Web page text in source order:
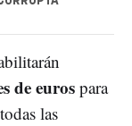
de euros para
las